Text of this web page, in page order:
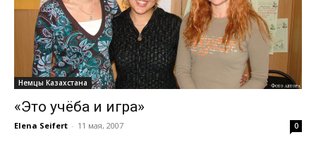
Немцы Казахстана
«Это учёба и игра»
Elena Seifert - 11 мая, 2007 0